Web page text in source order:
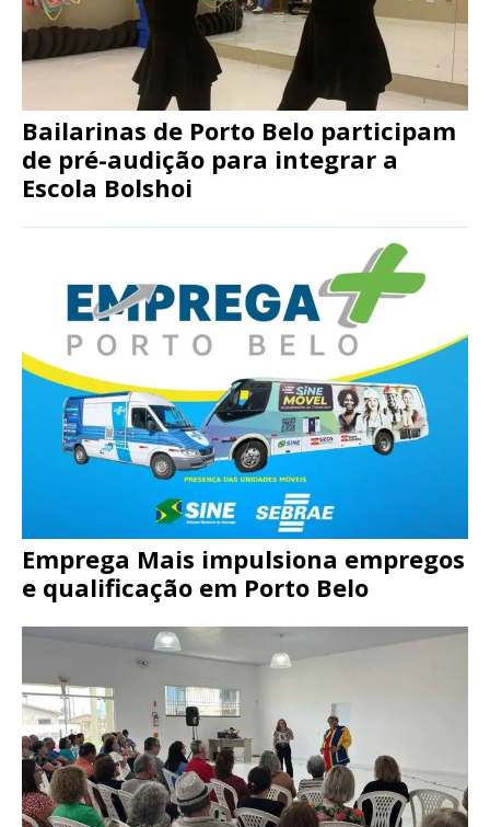
Bailarinas de Porto Belo participam
de pré-audição para integrar a
Escola Bolshoi
Emprega Mais impulsiona empregos
e qualificação em Porto Belo